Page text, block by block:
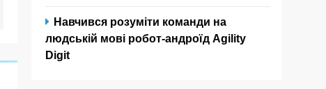
Навчився розуміти команди на
людській мові робот-андроїд Agility
Digit